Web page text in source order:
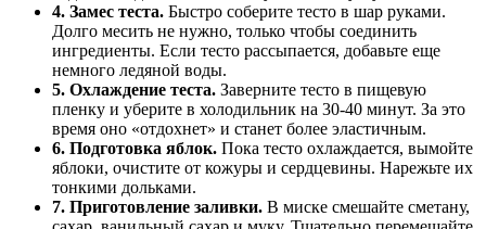
4. Замес теста. Быстро соберите тесто в шар руками.
Долго месить не нужно, только чтобы соединить
ингредиенты. Если тесто рассыпается, добавьте еще
немного ледяной воды.
5. Охлаждение теста. Заверните тесто в пищевую
пленку и уберите в холодильник на 30-40 минут. За это
время оно «отдохнет» и станет более эластичным.
6. Подготовка яблок. Пока тесто охлаждается, вымойте
яблоки, очистите от кожуры и сердцевины. Нарежьте их
тонкими дольками.
7. Приготовление заливки. В миске смешайте сметану,